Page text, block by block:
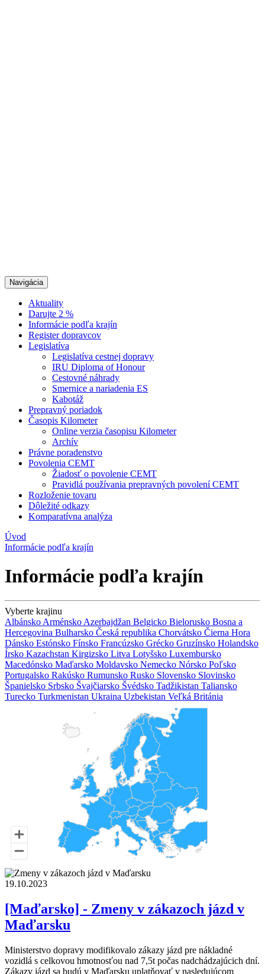
Navigácia
Aktuality
Darujte 2 %
Informácie podľa krajín
Register dopravcov
Legislatíva
Legislatíva cestnej dopravy
IRU Diploma of Honour
Cestovné náhrady
Smernice a nariadenia ES
Kabotáž
Prepravný poriadok
Časopis Kilometer
Online verzia časopisu Kilometer
Archív
Právne poradenstvo
Povolenia CEMT
Žiadosť o povolenie CEMT
Pravidlá používania prepravných povolení CEMT
Rozloženie tovaru
Dôležité odkazy
Komparatívna analýza
Úvod
Informácie podľa krajín
Informácie podľa krajín
Vyberte krajinu
Albánsko Arménsko Azerbajdžan Belgicko Bielorusko Bosna a
Hercegovina Bulharsko Česká republika Chorvátsko Čierna Hora
Dánsko Estónsko Fínsko Francúzsko Grécko Gruzínsko Holandsko
Írsko Kazachstan Kirgizsko Litva Lotyšsko Luxembursko
Macedónsko Maďarsko Moldavsko Nemecko Nórsko Poľsko
Portugalsko Rakúsko Rumunsko Rusko Slovensko Slovinsko
Španielsko Srbsko Švajčiarsko Švédsko Tadžikistan Taliansko
Turecko Turkmenistan Ukraina Uzbekistan Veľká Británia
19.10.2023
[Maďarsko] - Zmeny v zákazoch jázd v
Maďarsku
Ministerstvo dopravy modifikovalo zákazy jázd pre nákladné
vozidlá s celkovou hmotnosťou nad 7,5t počas nadchádzajúcich dní.
Zákazy jázd sa budú v Maďarsku uplatňovať v nasledujúcom